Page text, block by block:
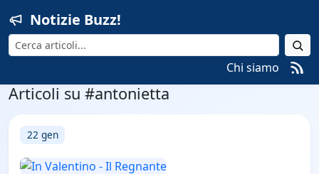
Notizie Buzz!
Cerca
Chi siamo
Articoli su #antonietta
22 gen